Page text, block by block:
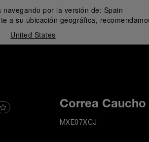
navegando por la versión de: Spain
a su ubicación geográfica,
United States
Correa Caucho
MXE07XCJ